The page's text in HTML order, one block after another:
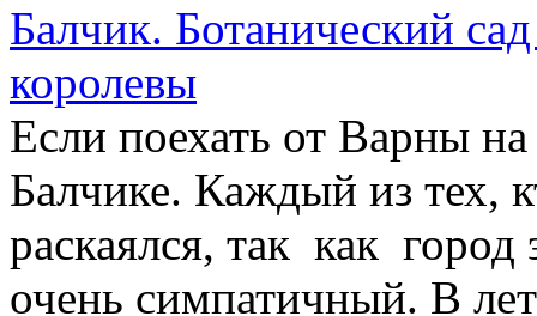
Балчик. Ботанический
королевы
Если поехать от Варны
Балчике. Каждый из тех,
раскаялся, так как
очень симпатичный. В